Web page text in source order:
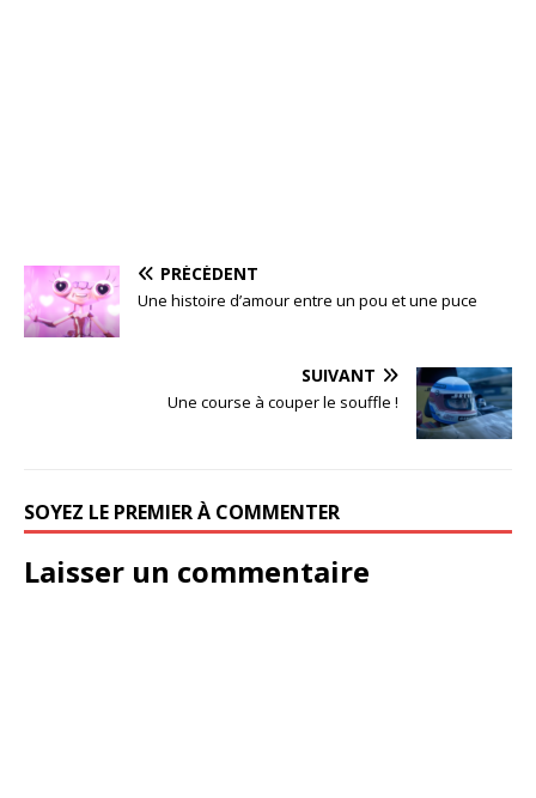
PRÉCÉDENT
Une histoire d’amour entre un pou et une puce
SUIVANT
Une course à couper le souffle !
SOYEZ LE PREMIER À COMMENTER
Laisser un commentaire